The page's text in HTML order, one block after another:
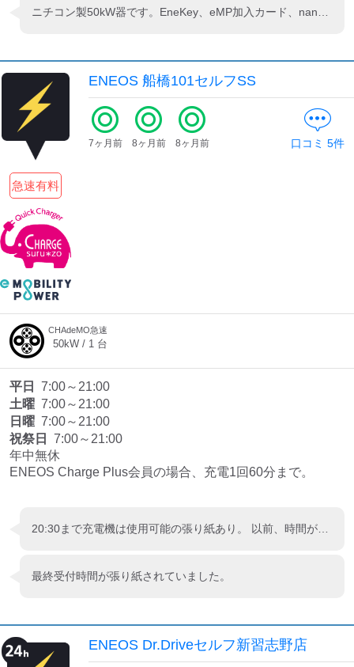
ニチコン製50kW器です。EneKey、eMP加入カード、nanaco、WAON等で充電出来ます。GS敷地の交差点側に設置されてます。
ENEOS 船橋101セルフSS
急速有料
7ヶ月前 8ヶ月前 8ヶ月前 口コミ 5件
CHAdeMO急速
50kW / 1 台
平日
7:00～21:00
土曜 7:00～21:00
日曜 7:00～21:00
祝祭日
7:00～21:00
年中無休
ENEOS Charge Plus会員の場合、充電1回60分まで。
20:30まで充電機は使用可能の張り紙あり。 以前、時間がギリギリでスタンドの方に相談すると、融通利かせて充電させてもらえました。
最終受付時間が張り紙されていました。
ENEOS Dr.Driveセルフ新習志野店